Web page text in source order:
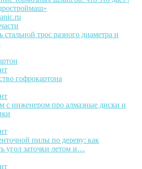
стальной трос разного диаметра и
гофрокартона
с инженером про алмазные диски и
пилы по дереву: как
угол заточки летом и…